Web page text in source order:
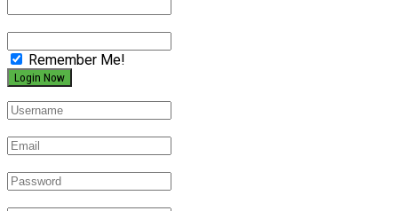
Remember Me!